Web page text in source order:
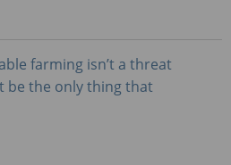
farming isn’t a threat
be the only thing that